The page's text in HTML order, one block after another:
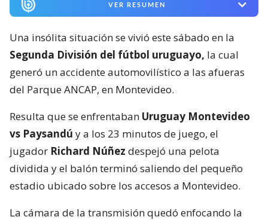
VER RESUMEN
Una insólita situación se vivió este sábado en la
Segunda División del fútbol uruguayo, la cual
generó un accidente automovilístico a las afueras
del Parque ANCAP, en Montevideo.
Resulta que se enfrentaban Uruguay Montevideo
vs Paysandú y a los 23 minutos de juego, el
jugador Richard Núñez despejó una pelota
dividida y el balón terminó saliendo del pequeño
estadio ubicado sobre los accesos a Montevideo.
La cámara de la transmisión quedó enfocando la